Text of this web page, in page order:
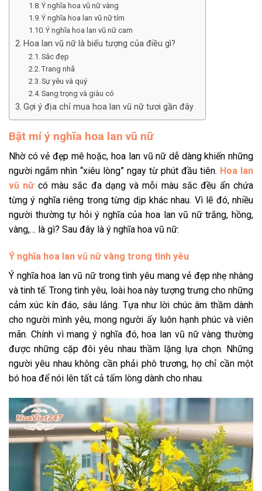
Ý nghĩa hoa vũ nữ vàng
Ý nghĩa hoa lan vũ nữ tím
Ý nghĩa hoa lan vũ nữ cam
Hoa lan vũ nữ là biểu tượng của điều gì?
Sắc đẹp
Trang nhã
Sự yêu và quý
Sang trọng và giàu có
Gợi ý địa chỉ mua hoa lan vũ nữ tươi gần đây
Bật mí ý nghĩa hoa lan vũ nữ
Nhờ có vẻ đẹp mê hoặc, hoa lan vũ nữ dễ dàng khiến những
người ngắm nhìn “xiêu lòng” ngay từ phút đầu tiên. Hoa lan
vũ nữcó màu sắc đa dạng và mỗi màu sắc đều ẩn chứa
từng ý nghĩa riêng trong từng dịp khác nhau. Vì lẽ đó, nhiều
người thường tự hỏi ý nghĩa của hoa lan vũ nữ trắng, hồng,
vàng,… là gì? Sau đây là ý nghĩa hoa vũ nữ:
Ý nghĩa hoa lan vũ nữ vàng trong tình yêu
Ý nghĩa hoa lan vũ nữ trong tình yêu mang vẻ đẹp nhẹ nhàng
và tinh tế. Trong tình yêu, loài hoa này tượng trưng cho những
cảm xúc kín đáo, sâu lắng. Tựa như lời chúc âm thầm dành
cho người mình yêu, mong người ấy luôn hạnh phúc và viên
mãn. Chính vì mang ý nghĩa đó, hoa lan vũ nữ vàng thường
được những cặp đôi yêu nhau thầm lặng lựa chọn. Những
người yêu nhau không cần phải phô trương, họ chỉ cần một
bó hoa để nói lên tất cả tấm lòng dành cho nhau.
Trần Mạnh Tiền
0337****** Đặt hàng thành công
5phút trước